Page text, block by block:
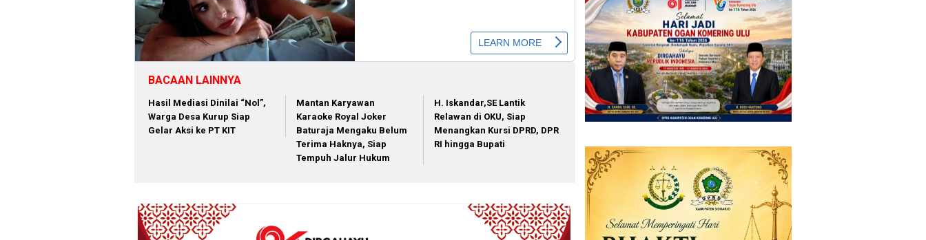
BACAAN LAINNYA
Hasil Mediasi Dinilai “Nol”,
Warga Desa Kurup Siap
Gelar Aksi ke PT KIT
Mantan Karyawan
Karaoke Royal Joker
Baturaja Mengaku Belum
Terima Haknya, Siap
Tempuh Jalur Hukum
H. Iskandar,SE Lantik
Relawan di OKU, Siap
Menangkan Kursi DPRD, DPR
RI hingga Bupati